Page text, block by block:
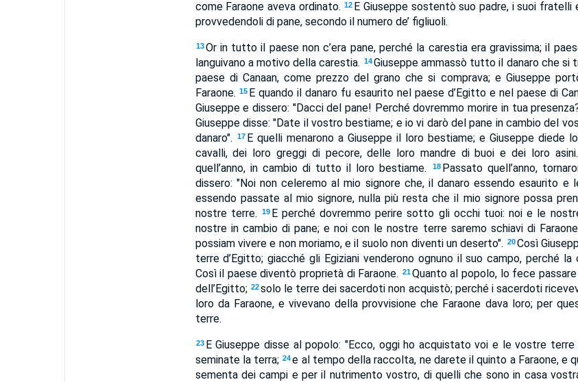
come Faraone aveva ordinato. 12 E Giuseppe sostentò suo padre, i suoi
provvedendoli di pane, secondo il numero de’ figliuoli.
13 Or in tutto il paese non c’era pane, perché la carestia era gravissima; il
languivano a motivo della carestia. 14Giuseppe ammassò tutto il danaro che si
paese di Canaan, come prezzo del grano che si comprava; e Giuseppe
Faraone. 15 E quando il danaro fu esaurito nel paese d’Egitto e nel paese di
Giuseppe e dissero: "Dacci del pane! Perché dovremmo morire in tua
Giuseppe disse: "Date il vostro bestiame; e io vi darò del pane in cambio del
danaro".
17 E quelli menarono a Giuseppe il loro bestiame; e Giuseppe diede
cavalli, dei loro greggi di pecore, delle loro mandre di buoi e dei loro
quell’anno, in cambio di tutto il loro bestiame.
18 Passato quell’anno,
dissero: "Noi non celeremo al mio signore che, il danaro essendo esaurito e
essendo passate al mio signore, nulla più resta che il mio signore possa
nostre terre.
19 E perché dovremmo perire sotto gli occhi tuoi: noi e le
nostre in cambio di pane; e noi con le nostre terre saremo schiavi di
possiam vivere e non moriamo, e il suolo non diventi un deserto". 20 Così
terre d’Egitto; giacché gli Egiziani venderono ognuno il suo campo, perché
Così il paese diventò proprietà di Faraone. 21Quanto al popolo, lo fece
dell’Egitto; 22solo le terre dei sacerdoti non acquistò; perché i sacerdoti
loro da Faraone, e vivevano della provvisione che Faraone dava loro; per
terre.
23 E Giuseppe disse al popolo: "Ecco, oggi ho acquistato voi e le vostre
seminate la terra; 24e al tempo della raccolta, ne darete il quinto a Faraone, e
sementa dei campi e per il nutrimento vostro, di quelli che sono in casa